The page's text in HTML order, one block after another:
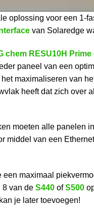
oplossing voor een 1-
van Solaredge
chem RESU10H Prime
paneel van een
maximaliseren van
heeft dat zich
moeten alle panelen
middel van een
maximaal
8 van de S440 ofS500
je later toevoegen!